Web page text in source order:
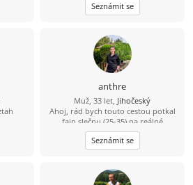
Seznámit se
anthre
Muž, 33 let, Jihočeský
Ahoj, rád bych touto cestou potkal
fajn slečnu (25-35) na reálné
seznámení. Že se sice jmenuji Dědek,
ale ve svých 33 letech mám do
starého železa ještě daleko. ????
Trhové Sviny – České Budějovice.
Seznámit se